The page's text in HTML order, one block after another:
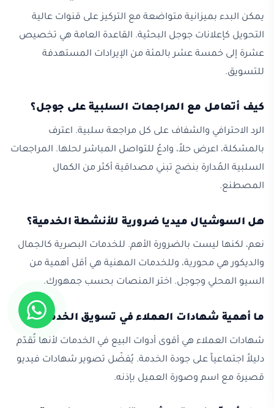
يمكن البدء بميزانية متواضعة مع التركيز على قنوات عالية
التحويل كإعلانات جوجل البحثية. القاعدة العامة هي تخصيص
عشرة إلى خمسة عشر بالمئة من الإيرادات المستهدفة
للتسويق.
كيف أتعامل مع المراجعات السلبية على جوجل؟
الرد الاحترافي والشفاف على كل مراجعة سلبية. اعترف
بالمشكلة، اعرض حلاً، وادعُ للتواصل المباشر لحلها. المراجعات
السلبية المُدارة بنضج تبني مصداقية أكثر من الكمال
المصطنع.
هل السوشيال ميديا ضرورية للأنشطة الخدمية؟
نعم، لكنها ليست بالضرورة الأهم. للخدمات البصرية كالجمال
والديكور هي محورية، وللخدمات المهنية هي أقل أهمية من
السيو المحلي وجوجل. اختر المنصات بحسب جمهورك.
ما أهمية شهادات العملاء في تسويق الخدمات؟
شهادات العملاء هي أقوى أدوات البيع في الخدمات لأنها تُقدّم
دليلاً اجتماعياً على جودة الخدمة. يُفضّل تصوير شهادات فيديو
قصيرة مع اسم وصورة العميل بإذنه.